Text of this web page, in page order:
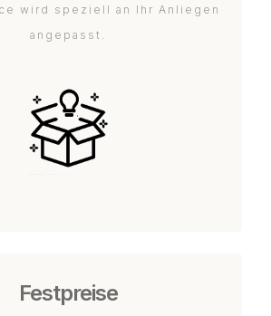
wird speziell an Ihr Anliegen
angepasst.
Festpreise